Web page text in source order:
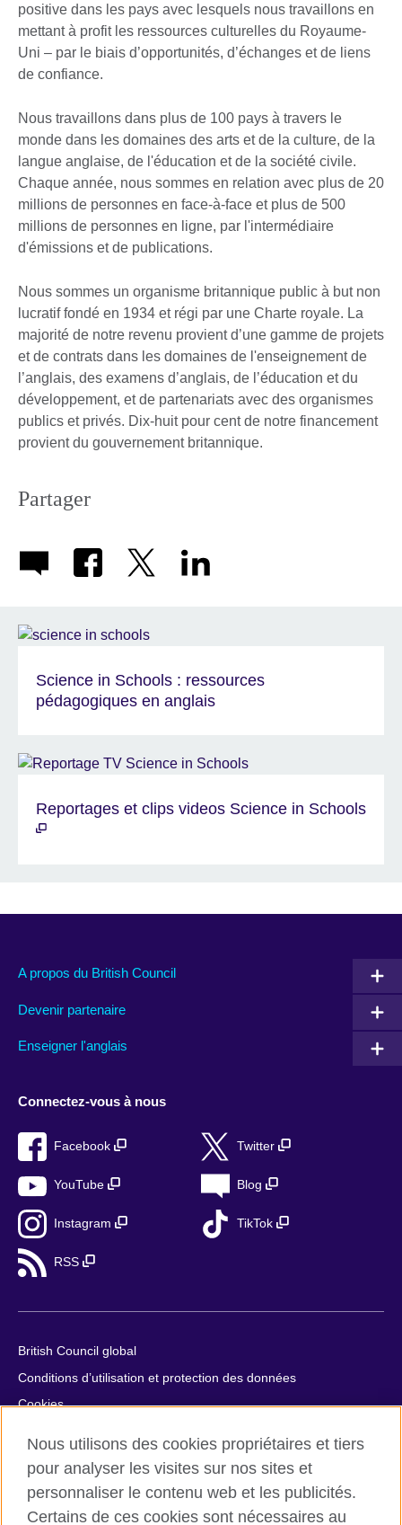
positive dans les pays avec lesquels nous travaillons en
mettant à profit les ressources culturelles du Royaume-
Uni – par le biais d’opportunités, d’échanges et de liens
de confiance.
Nous travaillons dans plus de 100 pays à travers le
monde dans les domaines des arts et de la culture, de la
langue anglaise, de l'éducation et de la société civile.
Chaque année, nous sommes en relation avec plus de 20
millions de personnes en face-à-face et plus de 500
millions de personnes en ligne, par l'intermédiaire
d'émissions et de publications.
Nous sommes un organisme britannique public à but non
lucratif fondé en 1934 et régi par une Charte royale. La
majorité de notre revenu provient d’une gamme de projets
et de contrats dans les domaines de l'enseignement de
l’anglais, des examens d’anglais, de l’éducation et du
développement, et de partenariats avec des organismes
publics et privés. Dix-huit pour cent de notre financement
provient du gouvernement britannique.
Partager
Science in Schools : ressources
pédagogiques en anglais
Reportages et clips videos Science in Schools
A propos du British Council
Devenir partenaire
Enseigner l'anglais
Connectez-vous à nous
Facebook Twitter
YouTube Blog
Instagram TikTok
RSS
British Council global
Conditions d’utilisation et protection des données
Cookies
© 2026 British Council
Nous utilisons des cookies propriétaires et tiers
pour analyser les visites sur nos sites et
personnaliser le contenu web et les publicités.
Certains de ces cookies sont nécessaires au